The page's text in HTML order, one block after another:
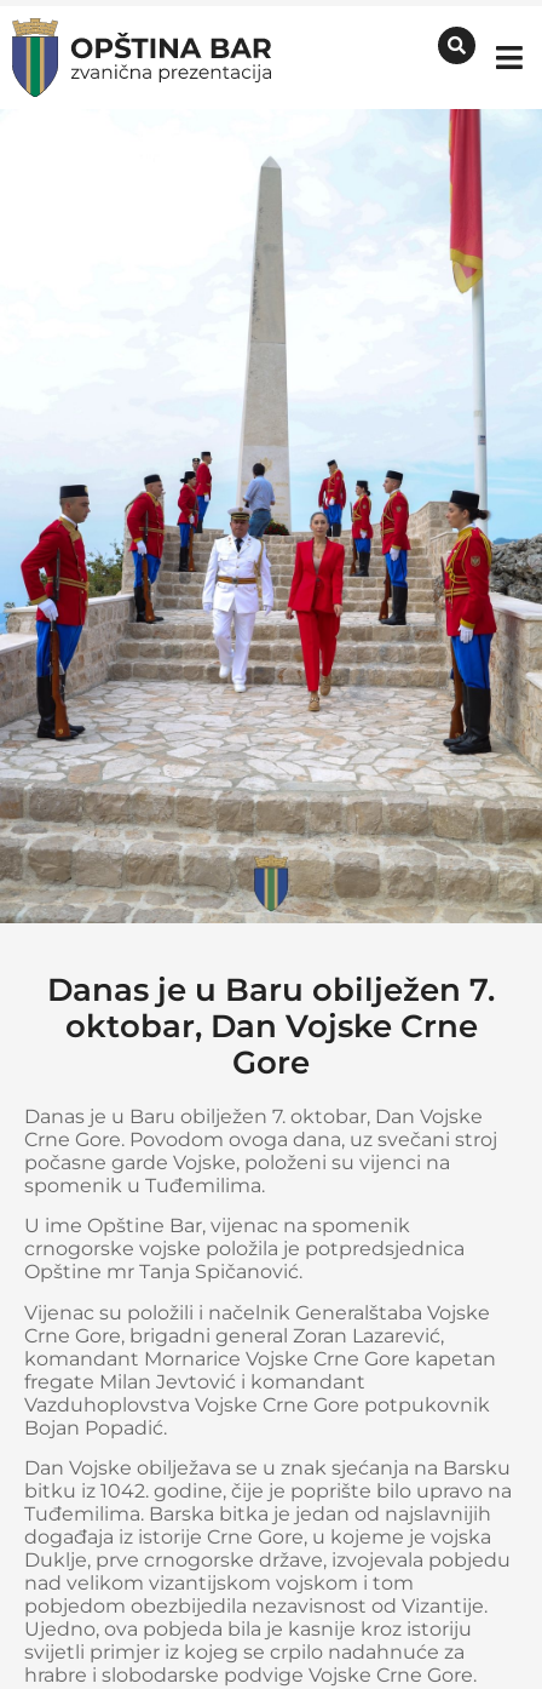
Danas je u Baru obilježen 7.
oktobar, Dan Vojske Crne
Gore
Danas je u Baru obilježen 7. oktobar, Dan Vojske
Crne Gore. Povodom ovoga dana, uz svečani stroj
počasne garde Vojske, položeni su vijenci na
spomenik u Tuđemilima.
U ime Opštine Bar, vijenac na spomenik
crnogorske vojske položila je potpredsjednica
Opštine mr Tanja Spičanović.
Vijenac su položili i načelnik Generalštaba Vojske
Crne Gore, brigadni general Zoran Lazarević,
komandant Mornarice Vojske Crne Gore kapetan
fregate Milan Jevtović i komandant
Vazduhoplovstva Vojske Crne Gore potpukovnik
Bojan Popadić.
Dan Vojske obilježava se u znak sjećanja na Barsku
bitku iz 1042. godine, čije je poprište bilo upravo na
Tuđemilima. Barska bitka je jedan od najslavnijih
događaja iz istorije Crne Gore, u kojeme je vojska
Duklje, prve crnogorske države, izvojevala pobjedu
nad velikom vizantijskom vojskom i tom
pobjedom obezbijedila nezavisnost od Vizantije.
Ujedno, ova pobjeda bila je kasnije kroz istoriju
svijetli primjer iz kojeg se crpilo nadahnuće za
hrabre i slobodarske podvige Vojske Crne Gore.